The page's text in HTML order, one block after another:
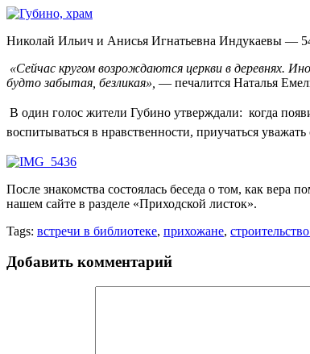
Николай Ильич и Анисья Игнатьевна Индукаевы —
«Сейчас кругом возрождаются церкви в деревнях.
будто забытая, безликая», — печалится Наталья
В один голос жители Губино утверждали: когда
воспитываться в нравственности, приучаться
После знакомства состоялась беседа о том, как
нашем сайте в разделе «Приходской листок».
Tags: встречи в библиотеке, прихожане,
Добавить комментарий